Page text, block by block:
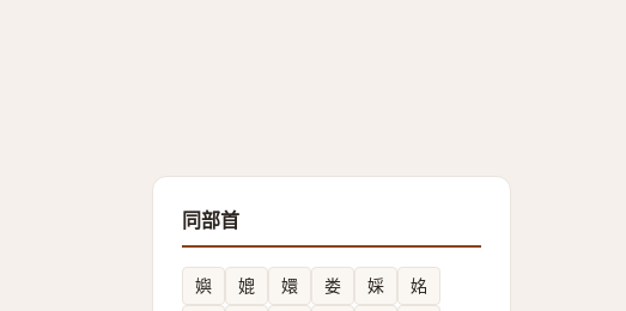
同部首
嬩 媲 嬛 娄 婇
姳